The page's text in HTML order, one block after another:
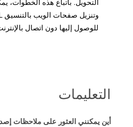
التحويل. باتباع هذه الخطوات،
للوصول إليها دون اتصال
التعليمات
أين يمكنني العثور على ملاحظات